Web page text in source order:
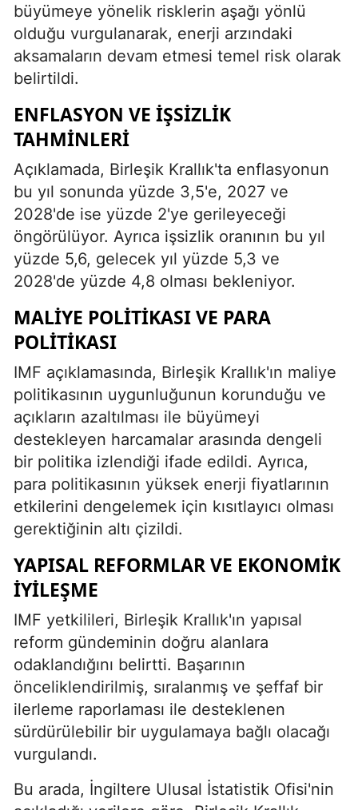
büyümeye yönelik risklerin aşağı yönlü
olduğu vurgulanarak, enerji arzındaki
aksamaların devam etmesi temel risk olarak
belirtildi.
ENFLASYON VE İŞSIZLIK
TAHMINLERI
Açıklamada, Birleşik Krallık'ta enflasyonun
bu yıl sonunda yüzde 3,5'e, 2027 ve
2028'de ise yüzde 2'ye gerileyeceği
öngörülüyor. Ayrıca işsizlik oranının bu yıl
yüzde 5,6, gelecek yıl yüzde 5,3 ve
2028'de yüzde 4,8 olması bekleniyor.
MALIYE POLITIKASI VE PARA
POLITIKASI
IMF açıklamasında, Birleşik Krallık'ın maliye
politikasının uygunluğunun korunduğu ve
açıkların azaltılması ile büyümeyi
destekleyen harcamalar arasında dengeli
bir politika izlendiği ifade edildi. Ayrıca,
para politikasının yüksek enerji fiyatlarının
etkilerini dengelemek için kısıtlayıcı olması
gerektiğinin altı çizildi.
YAPISAL REFORMLAR VE EKONOMIK
İYILEŞME
IMF yetkilileri, Birleşik Krallık'ın yapısal
reform gündeminin doğru alanlara
odaklandığını belirtti. Başarının
önceliklendirilmiş, sıralanmış ve şeffaf bir
ilerleme raporlaması ile desteklenen
sürdürülebilir bir uygulamaya bağlı olacağı
vurgulandı.
Bu arada, İngiltere Ulusal İstatistik Ofisi'nin